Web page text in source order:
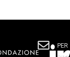
PER